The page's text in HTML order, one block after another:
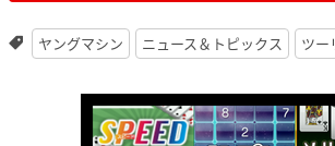
ヤングマシン ニュース＆トピックス ツー